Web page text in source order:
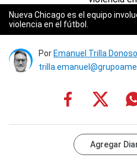
Nueva Chicago es el equipo
violencia en el fútbol.
Por Emanuel Trilla Donoso
Agregar